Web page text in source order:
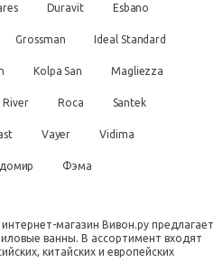
Duravit Esbano
Grossman Ideal Standard
Kolpa San Magliezza
River Roca Santek
Vayer Vidima
Фэма
магазин Вивон.ру предлагает
ванны. В ассортимент входят
китайских и европейских